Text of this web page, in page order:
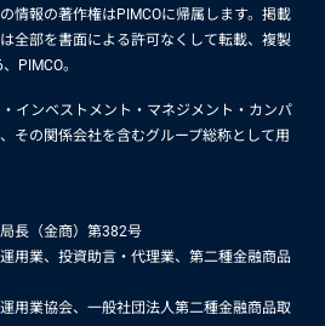
情報の著作権はPIMCOに帰属します。掲載
全部を書面による許可なくして転載、複製
PIMCO。
・インベストメント・マネジメント・カンパ
その関係会社を含むグループ総称として用
長（金商）第382号
用業、投資助言・代理業、第二種金融商品
用業協会、一般社団法人第二種金融商品取